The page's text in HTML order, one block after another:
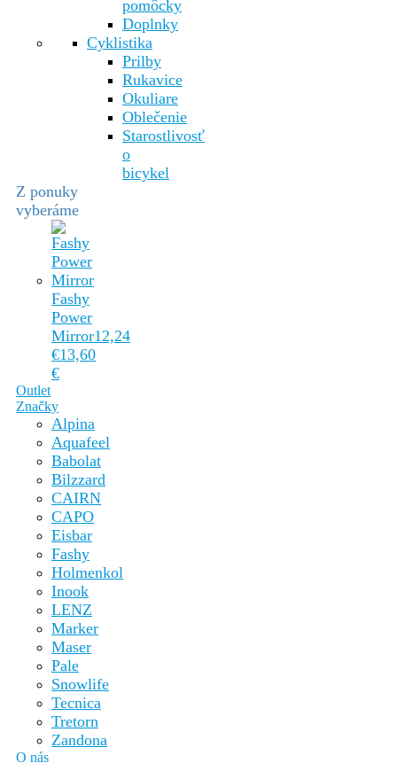
pomôcky
Doplnky
Cyklistika
Prilby
Rukavice
Okuliare
Oblečenie
Starostlivosť
o
bicykel
Z ponuky
vyberáme
Fashy
Power
Mirror12,24
€13,60
€
Outlet
Značky
Alpina
Aquafeel
Babolat
Bilzzard
CAIRN
CAPO
Eisbar
Fashy
Holmenkol
Inook
LENZ
Marker
Maser
Pale
Snowlife
Tecnica
Tretorn
Zandona
O nás